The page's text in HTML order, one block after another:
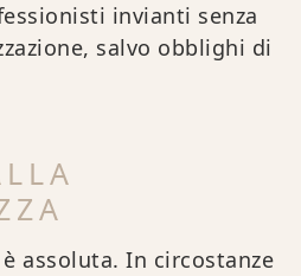
invianti senza
salvo obblighi di
assoluta. In circostanze